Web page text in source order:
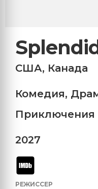
США, Канада
Комедия,
Приключения
2027
РЕЖИССЕР